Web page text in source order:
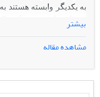
به یکدیگر وابسته هستند
کیفیت محصول در مراحل
عنوان خاصیت آبشاری
مراحل می شود. از این رو
چندمرحله ای، روش
بیشتر
مشاهده مقاله